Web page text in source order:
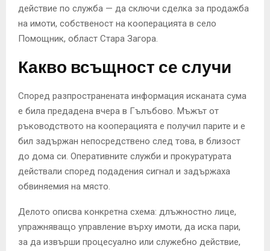
действие по служба — да сключи сделка за продажба
на имоти, собственост на кооперацията в село
Помощник, област Стара Загора.
Какво всъщност се случи
Според разпространената информация исканата сума
е била предадена вчера в Гълъбово. Мъжът от
ръководството на кооперацията е получил парите и е
бил задържан непосредствено след това, в близост
до дома си. Оперативните служби и прокуратурата
действали според подадения сигнал и задържаха
обвиняемия на място.
Делото описва конкретна схема: длъжностно лице,
упражняващо управление върху имоти, да иска пари,
за да извърши процесуално или служебно действие,